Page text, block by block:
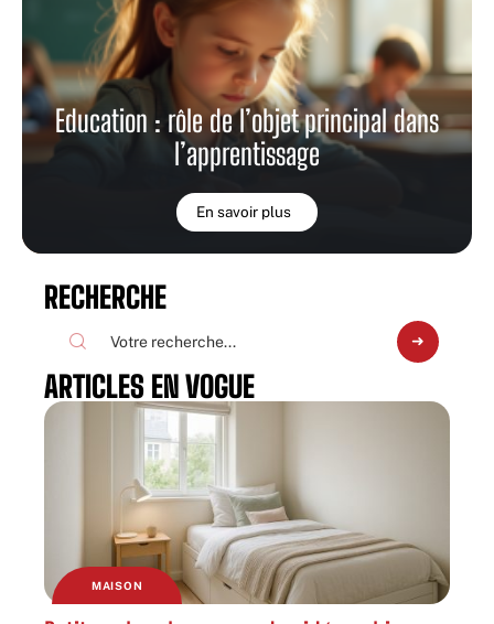
Education : rôle de l’objet principal dans
l’apprentissage
En savoir plus
RECHERCHE
ARTICLES EN VOGUE
MAISON